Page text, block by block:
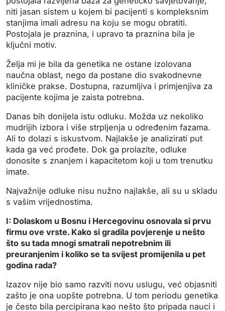
niti jasan sistem u kojem bi pacijenti s kompleksnim
stanjima imali adresu na koju se mogu obratiti.
Postojala je praznina, i upravo ta praznina bila je
ključni motiv.
Želja mi je bila da genetika ne ostane izolovana
naučna oblast, nego da postane dio svakodnevne
kliničke prakse. Dostupna, razumljiva i primjenjiva za
pacijente kojima je zaista potrebna.
Danas bih donijela istu odluku. Možda uz nekoliko
mudrijih izbora i više strpljenja u određenim fazama.
Ali to dolazi s iskustvom. Najlakše je analizirati put
kada ga već prođete. Dok ga prolazite, odluke
donosite s znanjem i kapacitetom koji u tom trenutku
imate.
Najvažnije odluke nisu nužno najlakše, ali su u skladu
s vašim vrijednostima.
I: Dolaskom u Bosnu i Hercegovinu osnovala si prvu
firmu ove vrste. Kako si gradila povjerenje u nešto
što su tada mnogi smatrali nepotrebnim ili
preuranjenim i koliko se ta svijest promijenila u pet
godina rada?
Izazov nije bio samo razviti novu uslugu, već objasniti
zašto je ona uopšte potrebna. U tom periodu genetika
je često bila percipirana kao nešto što pripada nauci i